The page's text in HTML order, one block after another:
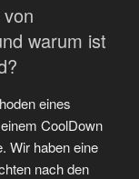
warum ist
eines
CoolDown
Wir haben eine
nach den